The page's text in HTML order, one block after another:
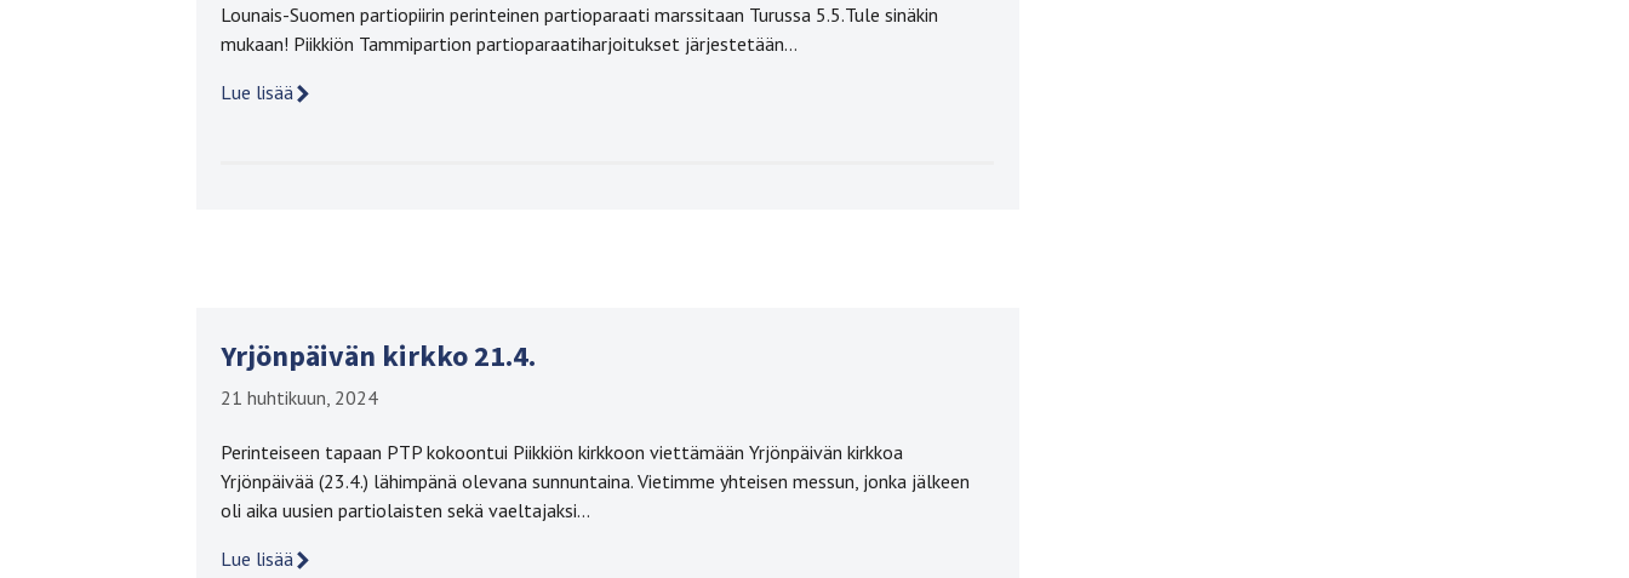
Lounais-Suomen partiopiirin perinteinen partioparaati marssitaan Turussa 5.5.Tule sinäkin
mukaan! Piikkiön Tammipartion partioparaatiharjoitukset järjestetään…
Lue lisää
Yrjönpäivän kirkko 21.4.
21 huhtikuun, 2024
Perinteiseen tapaan PTP kokoontui Piikkiön kirkkoon viettämään Yrjönpäivän kirkkoa
Yrjönpäivää (23.4.) lähimpänä olevana sunnuntaina. Vietimme yhteisen messun, jonka jälkeen
oli aika uusien partiolaisten sekä vaeltajaksi…
Lue lisää